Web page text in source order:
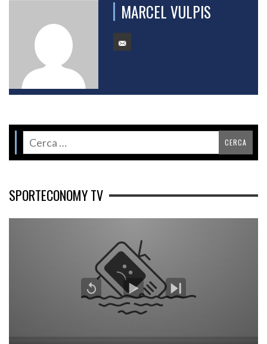
MARCEL VULPIS
SPORTECONOMY TV